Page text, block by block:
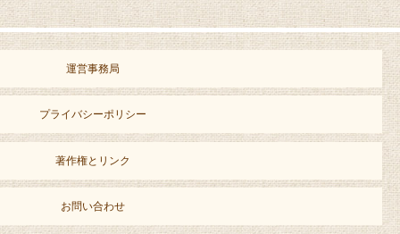
運営事務局
プライバシーポリシー
著作権とリンク
お問い合わせ